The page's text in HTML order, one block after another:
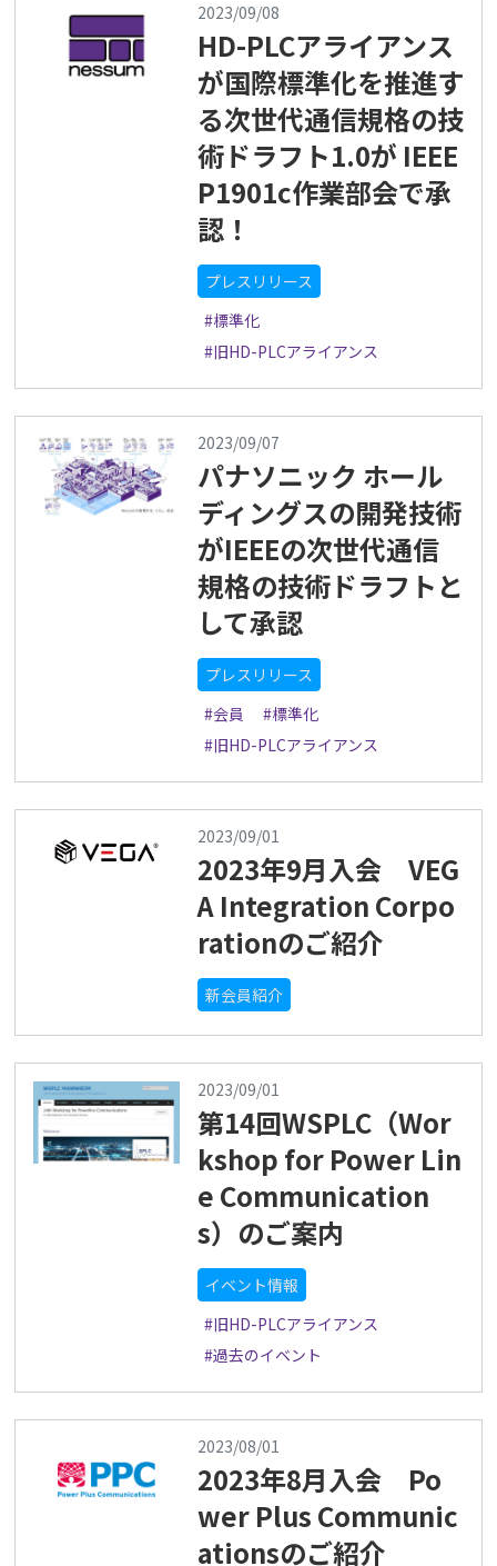
2023/09/08
HD-PLCアライアンス
が国際標準化を推進す
る次世代通信規格の技
術ドラフト1.0が IEEE
P1901c作業部会で承
認！
プレスリリース
#標準化
#旧HD-PLCアライアンス
2023/09/07
パナソニック ホール
ディングスの開発技術
がIEEEの次世代通信
規格の技術ドラフトと
して承認
プレスリリース
#会員
#標準化
#旧HD-PLCアライアンス
2023/09/01
2023年9月入会 VEG
A Integration Corpo
rationのご紹介
新会員紹介
2023/09/01
第14回WSPLC（Wor
kshop for Power Lin
e Communication
s）のご案内
イベント情報
#旧HD-PLCアライアンス
#過去のイベント
2023/08/01
2023年8月入会 Po
wer Plus Communic
ationsのご紹介